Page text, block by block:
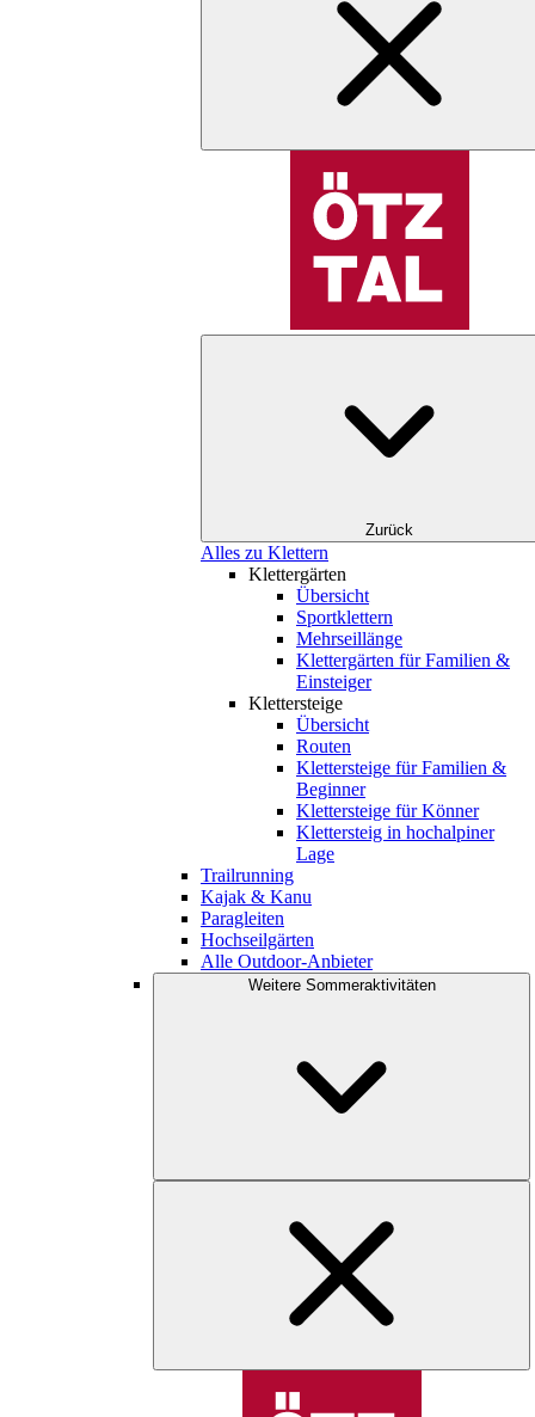
Zurück
Alles zu Klettern
Klettergärten
Übersicht
Sportklettern
Mehrseillänge
Klettergärten für Familien &
Einsteiger
Klettersteige
Übersicht
Routen
Klettersteige für Familien &
Beginner
Klettersteige für Könner
Klettersteig in hochalpiner
Lage
Trailrunning
Kajak & Kanu
Paragleiten
Hochseilgärten
Alle Outdoor-Anbieter
Weitere Sommeraktivitäten